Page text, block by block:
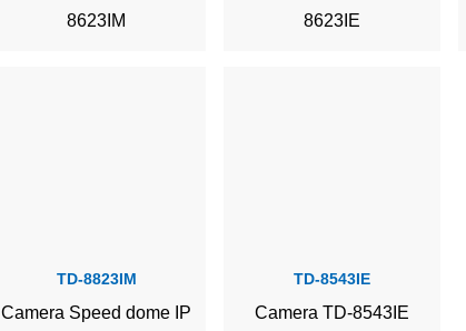
8623IM
8623IE
TD-8823IM
Camera Speed dome IP
TD-8543IE
Camera TD-8543IE